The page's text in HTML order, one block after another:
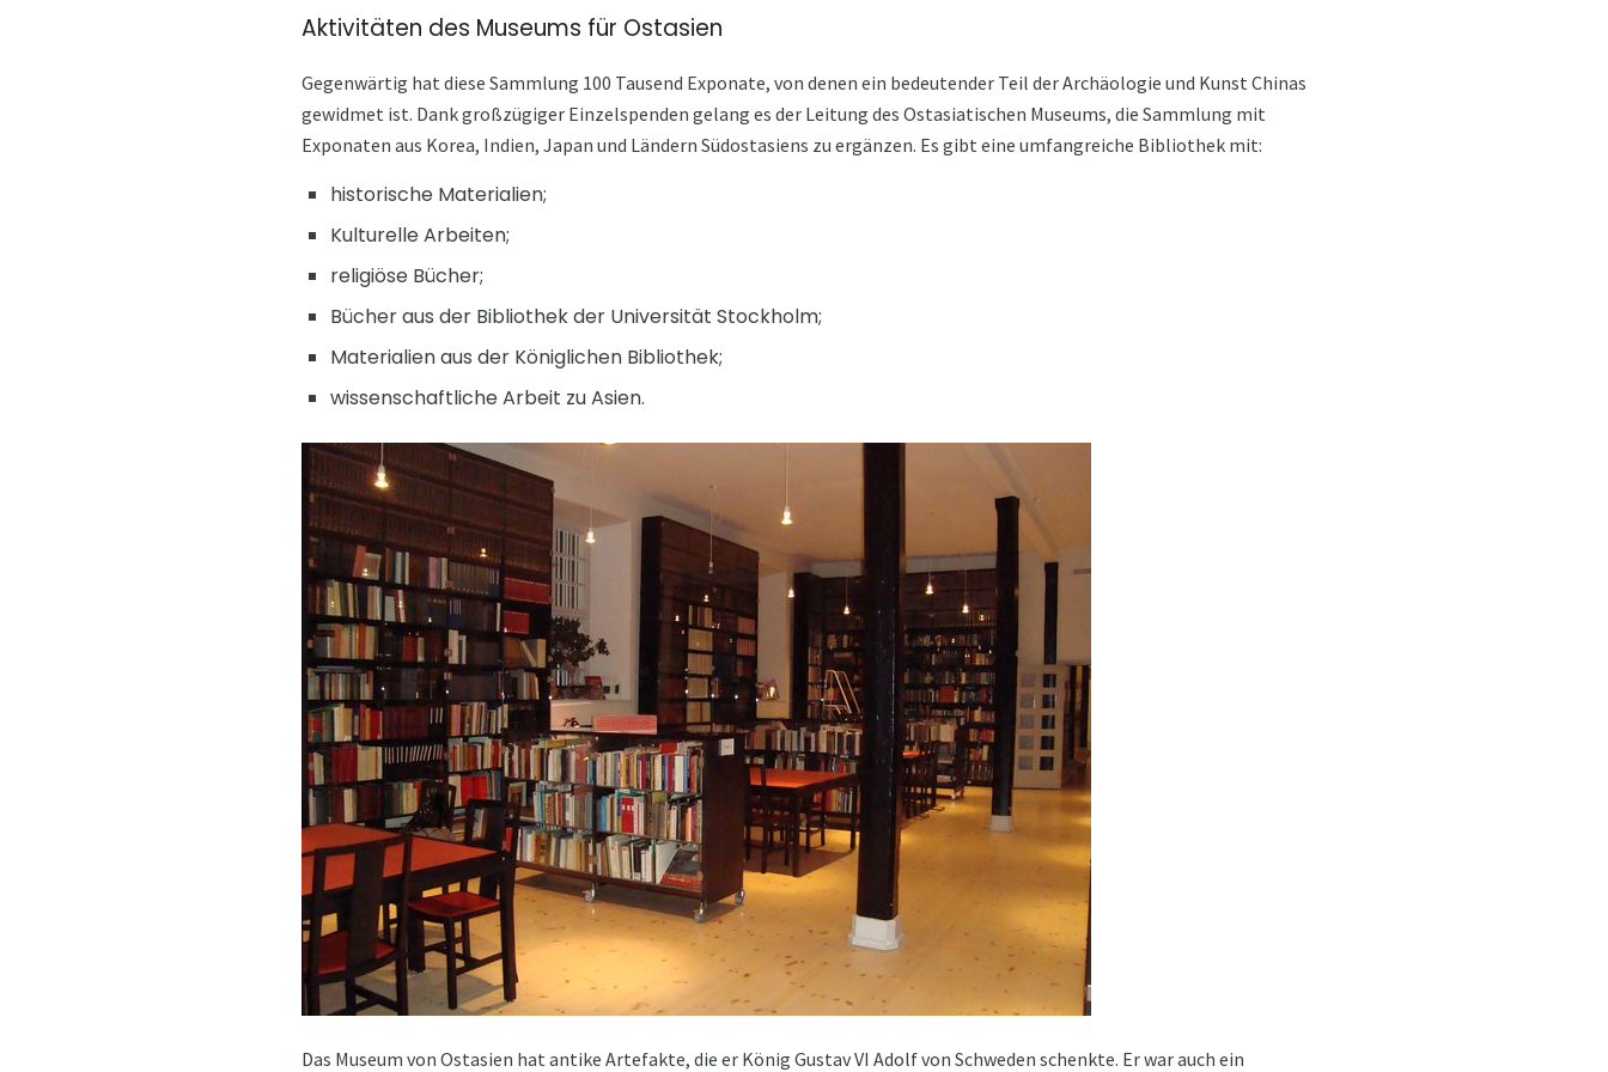
Aktivitäten des Museums für Ostasien
Gegenwärtig hat diese Sammlung 100 Tausend Exponate, von denen ein bedeutender Teil der Archäologie und Kunst Chinas
gewidmet ist. Dank großzügiger Einzelspenden gelang es der Leitung des Ostasiatischen Museums, die Sammlung mit
Exponaten aus Korea, Indien, Japan und Ländern Südostasiens zu ergänzen. Es gibt eine umfangreiche Bibliothek mit:
historische Materialien;
Kulturelle Arbeiten;
religiöse Bücher;
Bücher aus der Bibliothek der Universität Stockholm;
Materialien aus der Königlichen Bibliothek;
wissenschaftliche Arbeit zu Asien.
Das Museum von Ostasien hat antike Artefakte, die er König Gustav VI Adolf von Schweden schenkte. Er war auch ein